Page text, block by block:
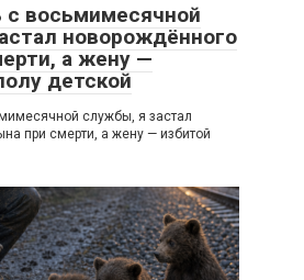
с восьмимесячной
новорождённого
а жену —
детской
службы, я застал
при смерти, а жену — избитой